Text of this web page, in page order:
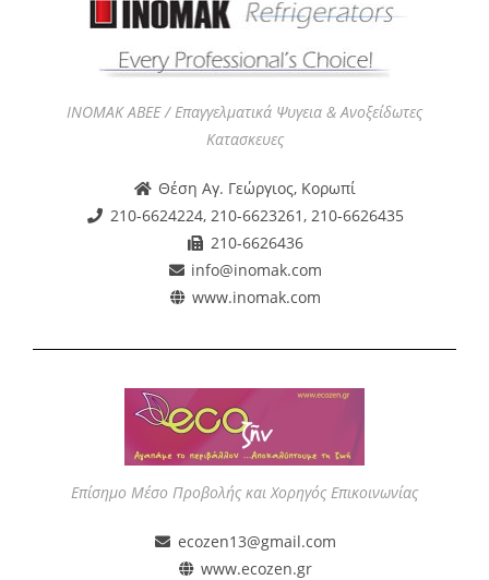
ΙΝΟΜΑΚ ΑΒΕΕ / Επαγγελματικά Ψυγεια & Ανοξείδωτες
Κατασκευες
Θέση Αγ. Γεώργιος, Κορωπί
210-6624224, 210-6623261, 210-6626435
210-6626436
info@inomak.com
www.inomak.com
Επίσημο Μέσο Προβολής και Χορηγός Επικοινωνίας
ecozen13@gmail.com
www.ecozen.gr